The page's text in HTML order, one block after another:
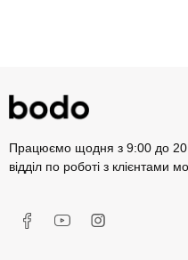
Працюємо щодня з 9:00 до
відділ по роботі з клієнтами